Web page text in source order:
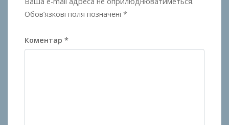
Обов’язкові поля позначені *
Коментар *